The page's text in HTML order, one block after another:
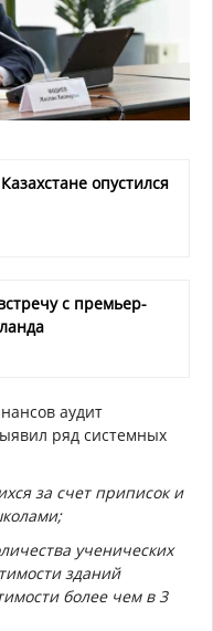
опустился
с премьер-
аудит
ряд системных
за счет приписок и
ученических
зданий
более чем в 3